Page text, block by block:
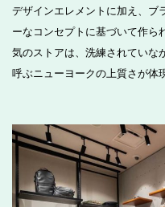
デザインエレメントに加え、ブ
ーなコンセプトに基づいて作ら
気のストアは、洗練されていな
呼ぶニューヨークの上質さが体